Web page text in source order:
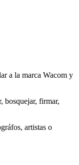
a la marca Wacom y
bosquejar, firmar,
artistas o